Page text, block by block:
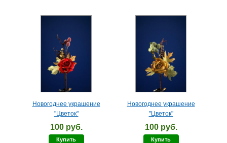
Новогоднее украшение
"Цветок"
100 руб.
Купить
Новогоднее украшение
"Цветок"
100 руб.
Купить